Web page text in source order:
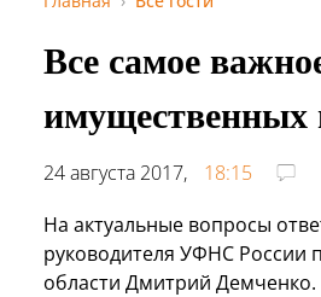
Все самое
имущественных
24 августа 2017,
18:15
На актуальные вопросы
руководителя УФНС России
области Дмитрий Демченко.